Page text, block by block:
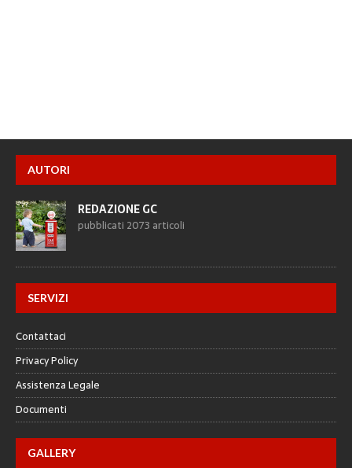
AUTORI
REDAZIONE GC
pubblicati 2073 articoli
SERVIZI
Contattaci
Privacy Policy
Assistenza Legale
Documenti
GALLERY